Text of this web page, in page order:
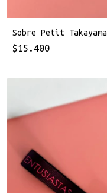
Sobre Petit Takayama
$15.400